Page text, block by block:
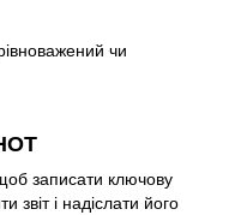
чи
записати ключову
звіт і надіслати його